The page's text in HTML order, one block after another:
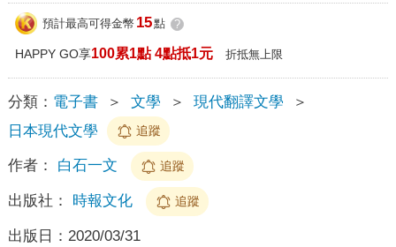
預計最高可得金幣 15點 ?
HAPPY GO享100累1點 4點抵1元 折抵無上限
分類： 電子書 ＞ 文學 ＞ 現代翻譯文學
＞
日本現代文學
追蹤
作者： 白石一文 追蹤
出版社： 時報文化 追蹤
出版日： 2020/03/31